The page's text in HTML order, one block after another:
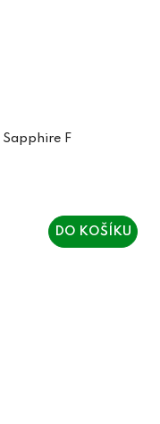
Sapphire F
DO KOŠÍKU